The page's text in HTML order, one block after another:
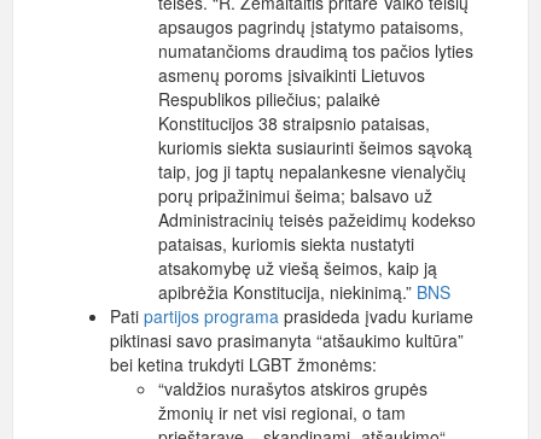
apsaugos pagrindų įstatymo pataisoms,
numatančioms draudimą tos pačios lyties
asmenų poroms įsivaikinti Lietuvos
Respublikos piliečius; palaikė
Konstitucijos 38 straipsnio pataisas,
kuriomis siekta susiaurinti šeimos sąvoką
taip, jog ji taptų nepalankesne vienalyčių
porų pripažinimui šeima; balsavo už
Administracinių teisės pažeidimų kodekso
pataisas, kuriomis siekta nustatyti
atsakomybę už viešą šeimos, kaip ją
apibrėžia Konstitucija, niekinimą.” BNS
Pati partijos programa prasideda įvadu kuriame
piktinasi savo prasimanyta “atšaukimo kultūra”
bei ketina trukdyti LGBT žmonėms:
“valdžios nurašytos atskiros grupės
žmonių ir net visi regionai, o tam